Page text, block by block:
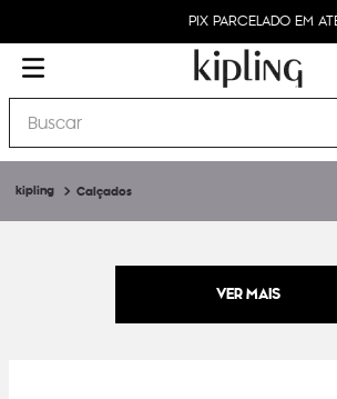
PIX PARCELADO EM ATÉ 4X
Buscar
Calçados